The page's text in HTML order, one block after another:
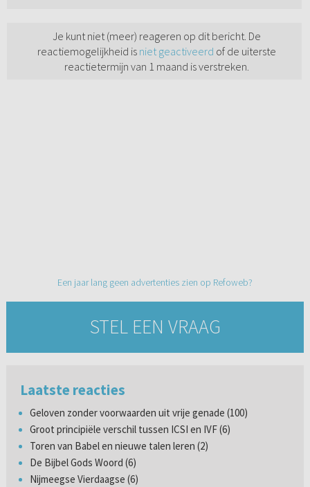
Je kunt niet (meer) reageren op dit bericht. De
reactiemogelijkheid is niet geactiveerd of de uiterste
reactietermijn van 1 maand is verstreken.
Een jaar lang geen advertenties zien op Refoweb?
STEL EEN VRAAG
Laatste reacties
Geloven zonder voorwaarden uit vrije genade (100)
Groot principiële verschil tussen ICSI en IVF (6)
Toren van Babel en nieuwe talen leren (2)
De Bijbel Gods Woord (6)
Nijmeegse Vierdaagse (6)